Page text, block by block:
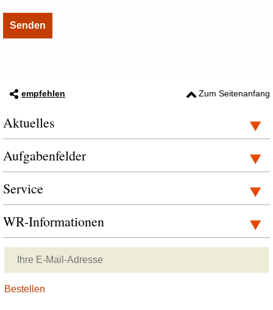
empfehlen Zum Seitenanfang
Aktuelles
Aufgabenfelder
Service
WR-Informationen